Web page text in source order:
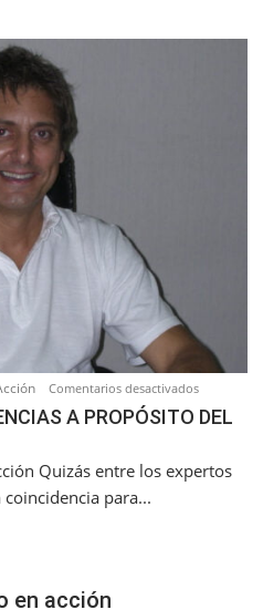
Comentarios desactivadosen
A PROPÓSITO DEL
Quizás entre los expertos
para...
en acción